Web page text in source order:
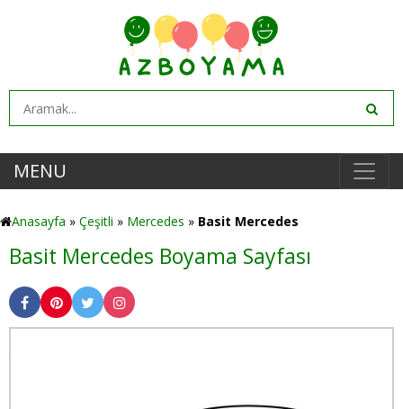
MENU
Anasayfa » Çeşitli » Mercedes » Basit Mercedes
Basit Mercedes Boyama Sayfası